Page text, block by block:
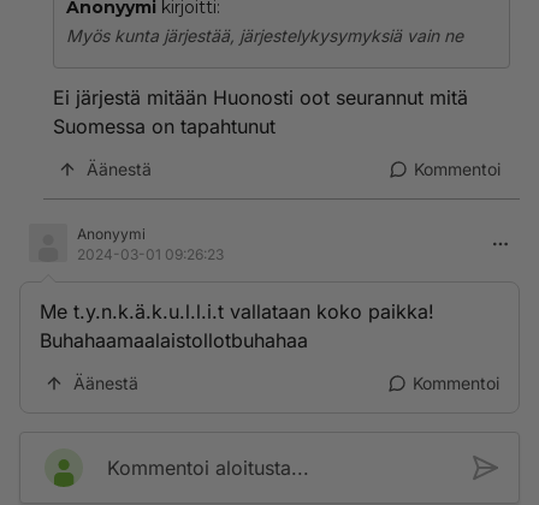
Anonyymi kirjoitti:
Myös kunta järjestää, järjestelykysymyksiä vain ne
Ei järjestä mitään Huonosti oot seurannut mitä
Suomessa on tapahtunut
Äänestä Kommentoi
Anonyymi
2024-03-01 09:26:23
Me t.y.n.k.ä.k.u.l.l.i.t vallataan koko paikka!
Buhahaamaalaistollotbuhahaa
Äänestä Kommentoi
Kommentoi aloitusta...